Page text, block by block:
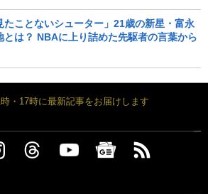
たことないシューター」21歳の新星・富永
とは？ NBAに上り詰めた先駆者の言葉から
・17時に最新記事をお届けします